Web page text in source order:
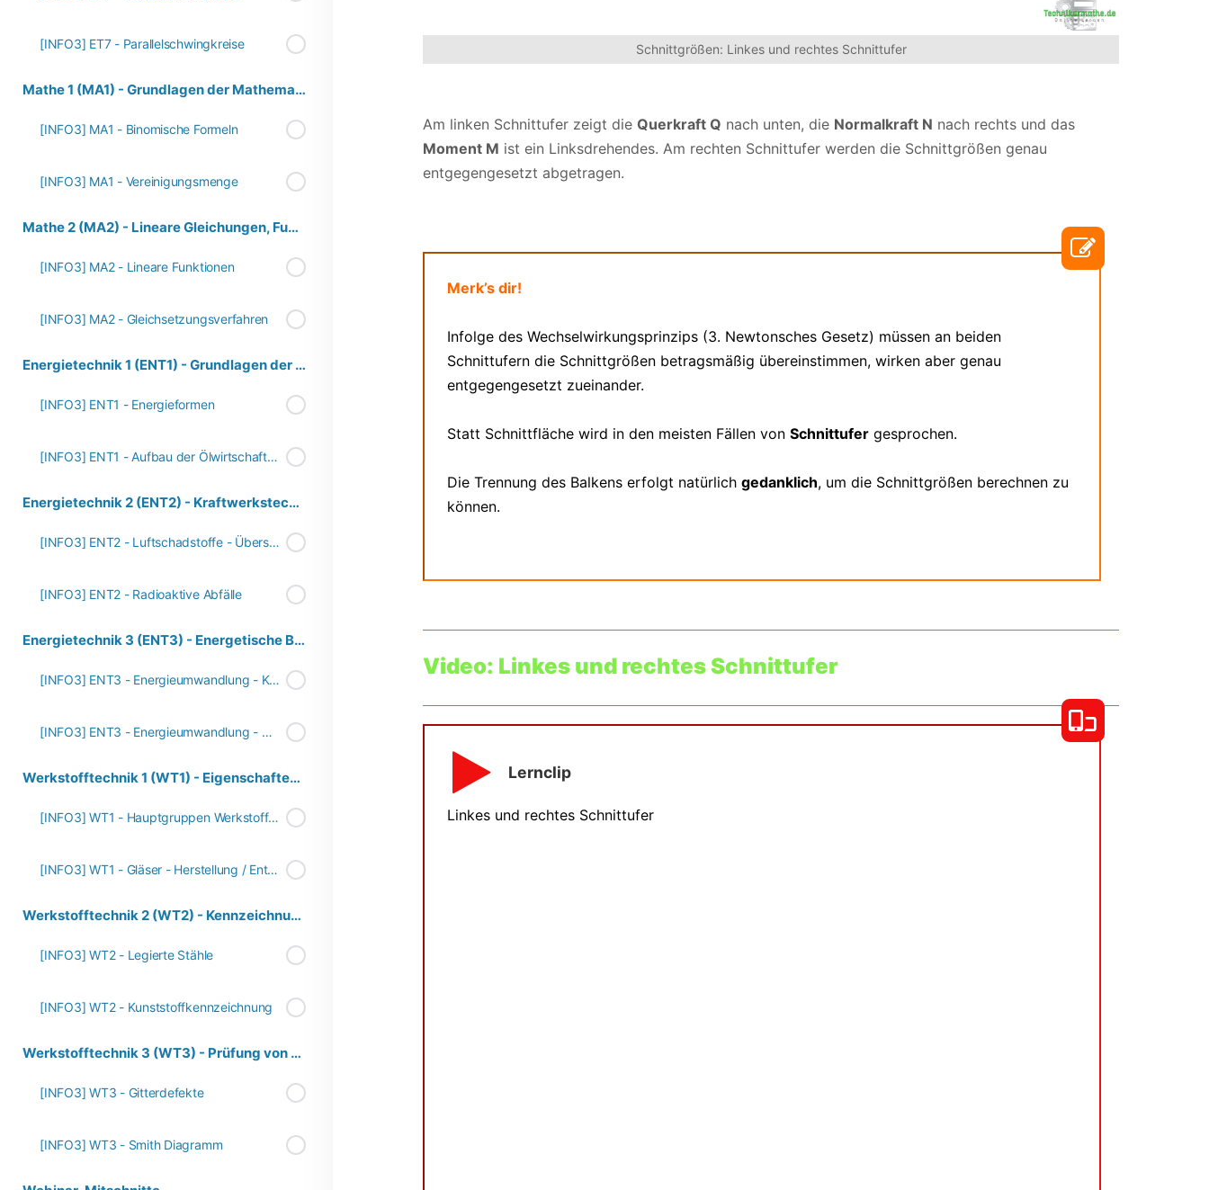
[INFO3] ET7 - Parallelschwingkreise
Mathe 1 (MA1) - Grundlagen der Mathematik
[INFO3] MA1 - Binomische Formeln
[INFO3] MA1 - Vereinigungsmenge
Mathe 2 (MA2) - Lineare Gleichungen, Funktionen und Gleichungssysteme
[INFO3] MA2 - Lineare Funktionen
[INFO3] MA2 - Gleichsetzungsverfahren
Energietechnik 1 (ENT1) - Grundlagen der Energieversorgung
[INFO3] ENT1 - Energieformen
[INFO3] ENT1 - Aufbau der Ölwirtschaft in Deutschland
Energietechnik 2 (ENT2) - Kraftwerkstechnik
[INFO3] ENT2 - Luftschadstoffe - Übersicht
[INFO3] ENT2 - Radioaktive Abfälle
Energietechnik 3 (ENT3) - Energetische Berechnungen
[INFO3] ENT3 - Energieumwandlung - Kraftwerke
[INFO3] ENT3 - Energieumwandlung - Wirkungsgrad
Werkstofftechnik 1 (WT1) - Eigenschaften von Werkstoffen
[INFO3] WT1 - Hauptgruppen Werkstoffe - Überblick
[INFO3] WT1 - Gläser - Herstellung / Entwicklung
Werkstofftechnik 2 (WT2) - Kennzeichnung von Werktstoffen
[INFO3] WT2 - Legierte Stähle
[INFO3] WT2 - Kunststoffkennzeichnung
Werkstofftechnik 3 (WT3) - Prüfung von Werkstoffen
[INFO3] WT3 - Gitterdefekte
[INFO3] WT3 - Smith Diagramm
Schnittgrößen: Linkes und rechtes Schnittufer
Am linken Schnittufer zeigt die Querkraft Q nach unten, die Normalkraft N nach rechts und das
Moment M ist ein Linksdrehendes. Am rechten Schnittufer werden die Schnittgrößen genau
entgegengesetzt abgetragen.
Merk’s dir!
Infolge des Wechselwirkungsprinzips (3. Newtonsches Gesetz) müssen an beiden
Schnittufern die Schnittgrößen betragsmäßig übereinstimmen, wirken aber genau
entgegengesetzt zueinander.
Statt Schnittfläche wird in den meisten Fällen von Schnittufer gesprochen.
Die Trennung des Balkens erfolgt natürlich gedanklich, um die Schnittgrößen berechnen zu
können.
Video: Linkes und rechtes Schnittufer
Lernclip
Linkes und rechtes Schnittufer